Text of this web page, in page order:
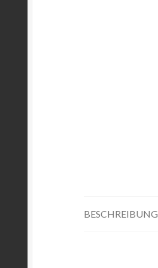
BESCHREIBUNG